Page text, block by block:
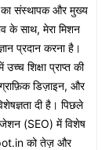
का संस्थापक और मुख्य
के साथ, मेरा मिशन
प्रदान करना है।
शिक्षा प्राप्त की
डिज़ाइन, और
दी है। पिछले
(SEO) में विशेष
को तेज़ और